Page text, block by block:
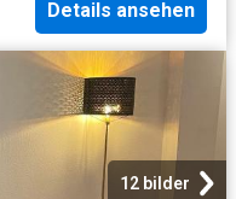
Details ansehen
12 bilder